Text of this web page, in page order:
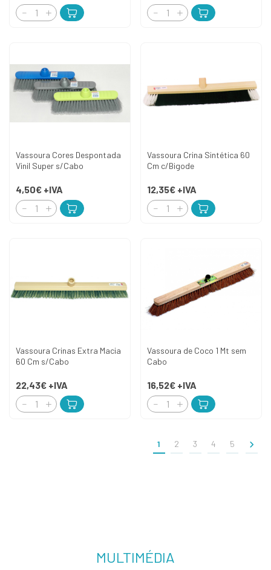
Vassoura Cores Despontada
Vinil Super s/Cabo
4,50€ +IVA
Vassoura Crina Sintética 60
Cm c/Bigode
12,35€ +IVA
Vassoura Crinas Extra Macia
60 Cm s/Cabo
22,43€ +IVA
Vassoura de Coco 1 Mt sem
Cabo
16,52€ +IVA
1 2 3 4 5
MULTIMÉDIA